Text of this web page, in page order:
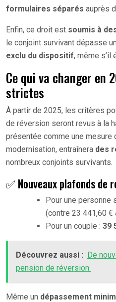
formulaires séparés auprès
Enfin, ce droit est soumis à
le conjoint survivant dépasse
exclu du dispositif, même s’il
Ce qui va changer en
strictes
À partir de 2025, les critères
de réversion seront revus à la
présentée comme une mesure
modernisation, entraînera des
nombreux conjoints survivants.
✅ Nouveaux plafonds de
Pour une personne
(contre 23 441,60 €
Pour un couple : 39
Découvrez aussi : De
pension de réversion
Même un dépassement